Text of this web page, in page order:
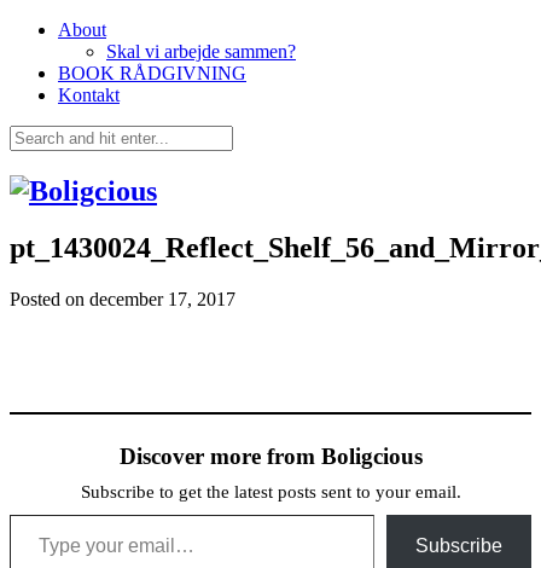
About
Skal vi arbejde sammen?
BOOK RÅDGIVNING
Kontakt
Posted on december 17, 2017
Discover more from Boligcious
Subscribe to get the latest posts sent to your email.
Type your email…
Subscribe